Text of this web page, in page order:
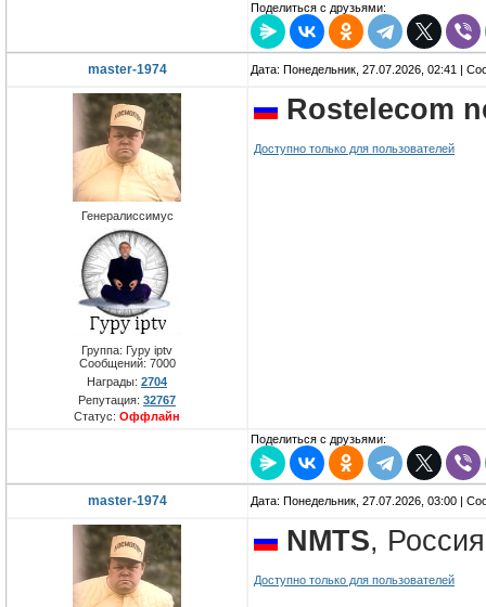
Поделиться с друзьями:
master-1974 Дата: Понедельник, 27.07.2026, 02:41 |
Генералиссимус
Группа: Гуру iptv
Сообщений: 7000
Награды: 2704
Репутация: 32767
Статус: Оффлайн
Rostelecom
Доступно только для пользователей
Поделиться с друзьями:
master-1974 Дата: Понедельник, 27.07.2026, 03:00 |
NMTS,
Доступно только для пользователей